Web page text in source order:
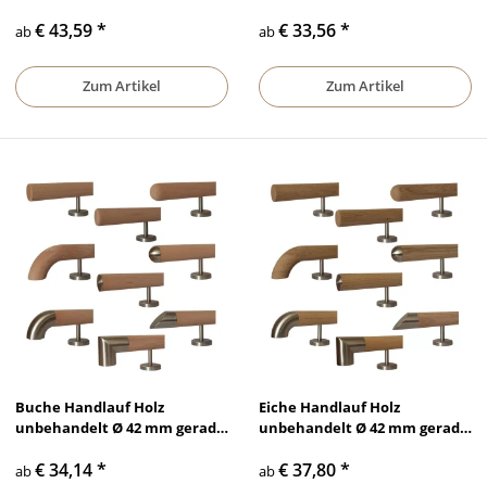
ab€ 43,59*
Zum Artikel
und Enden
ab€ 33,56*
Zum Artikel
Buche Handlauf Holz
unbehandelt Ø 42 mm gerade
ab€ 34,14*
Eiche Handlauf Holz
unbehandelt Ø 42 mm gerade
ab€ 37,80*